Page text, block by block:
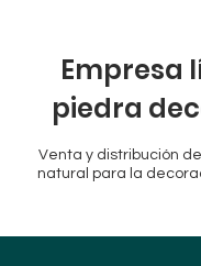
Empresa
piedra
Venta y distribución
natural para la